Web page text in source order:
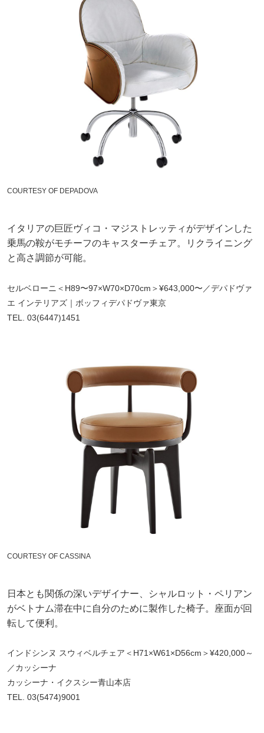
COURTESY OF DEPADOVA
イタリアの巨匠ヴィコ・マジストレッティがデザインした
乗馬の鞍がモチーフのキャスターチェア。リクライニング
と高さ調節が可能。
セルベローニ＜H89〜97×W70×D70cm＞¥643,000〜／デパドヴァ
エ インテリアズ｜ボッフィデパドヴァ東京
TEL. 03(6447)1451
COURTESY OF CASSINA
日本とも関係の深いデザイナー、シャルロット・ペリアン
がベトナム滞在中に自分のために製作した椅子。座面が回
転して便利。
インドシンヌ スウィベルチェア＜H71×W61×D56cm＞¥420,000～
／カッシーナ
カッシーナ・イクスシー青山本店
TEL. 03(5474)9001